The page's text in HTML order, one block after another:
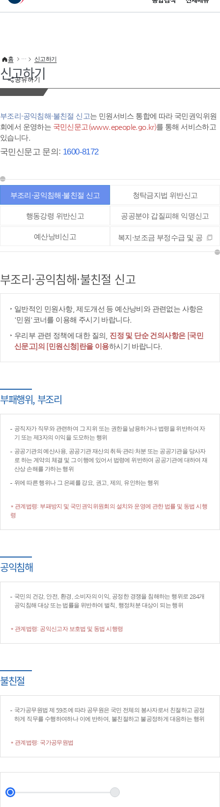
이 누리집은 대한민국 공식 전자정부 누리집입니다.
공유하기
홈 신고하기
신고하기
부조리·공익침해·불친절 신고는 민원서비스 통합에 따라 국민권익위원
회에서 운영하는 국민신문고(www.epeople.go.kr)를 통해 서비스하고
있습니다.
국민신문고 문의: 1600-8172
부조리·공익침해·불친절 신고 청탁금지법 위반신고
행동강령 위반신고 공공분야 갑질피해 익명신고
예산낭비신고 복지·보조금 부정수급 및 공
부조리·공익침해·불친절 신고
일반적인 민원사항, 제도개선 등 예산낭비와 관련없는 사항은
'민원'코너를 이용해 주시기 바랍니다.
우리부 관련 정책에 대한 질의, 진정 및 단순 건의사항은 [국민
신문고]의 [민원신청]란을 이용하시기 바랍니다.
부패행위, 부조리
공직자가 직무와 관련하여 그 지위 또는 권한을 남용하거나 법령을 위반하여 자
기 또는 제3자의 이익을 도모하는 행위
공공기관의 예산사용, 공공기관 재산의 취득·관리·처분 또는 공공기관을 당사자
로 하는 계약의 체결 및 그 이행에 있어서 법령에 위반하여 공공기관에 대하여 재
산상 손해를 가하는 행위
위에 따른 행위나 그 은폐를 강요, 권고, 제의, 유인하는 행위
* 관계법령: 부패방지 및 국민권익위원회의 설치와 운영에 관한 법률 및 동법 시행
령
공익침해
국민의 건강, 안전, 환경, 소비자의 이익, 공정한 경쟁을 침해하는 행위로 284개
공익침해 대상 또는 법률을 위반하여 벌칙, 행정처분 대상이 되는 행위
* 관계법령: 공익신고자 보호법 및 동법 시행령
불친절
국가공무원법 제 59조에 따라 공무원은 국민 전체의 봉사자로서 친절하고 공정
하게 직무를 수행하여하나 이에 반하여, 불친절하고 불공정하게 대응하는 행위
* 관계법령: 국가공무원법